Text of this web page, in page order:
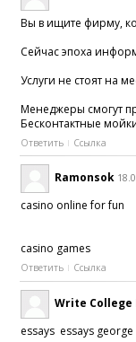
Вы в ищите фирму,
Сейчас эпоха
Услуги не стоят на
Менеджеры смогут
Бесконтактные
Ответить Ссылка
Ramonsok
casino online for fun
casino games
Ответить Ссылка
Write College
essays essays